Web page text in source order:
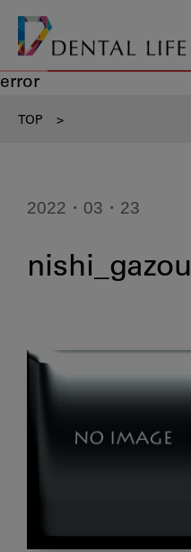
error
TOP >
2022・03・23
nishi_gazou